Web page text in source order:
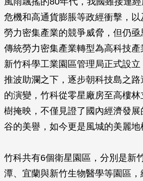
危機和高通貨膨脹等政經衝擊，
勞力密集產業的競爭威脅，但仍
傳統勞力密集產業轉型為高科技產
新竹科學工業園區管理局正式設
推波助瀾之下，逐步朝科技島之
的演變，竹科從零星廠房至高樓
樹掩映，不僅見證了國內經濟發
谷的美譽，如今更是風城的美麗地
竹科共有6個衛星園區，分別是新
潭、宜蘭與新竹生物醫學等園區